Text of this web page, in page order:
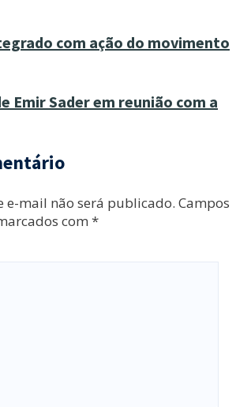
com ação do movimento
Emir Sader em reunião com a
e-mail não será publicado. Campos
com *